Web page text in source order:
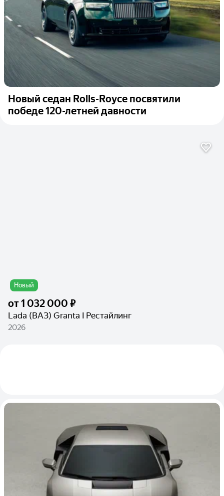
Новый седан Rolls-Royce посвятили
победе 120-летней давности
Новый
от1 032 000 ₽
Lada (ВАЗ) Granta I Рестайлинг
2026